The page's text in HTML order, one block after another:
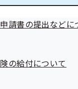
が高額になりそう・な
度額適用認定・高
全額を負担したとき
健診を受け
健康宣言
健康づくり
請書の提出などに
の給付について